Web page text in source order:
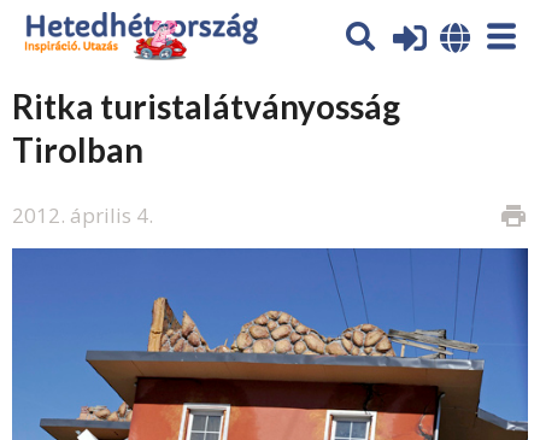
Ritka turistalátványosság
Tirolban
2012. április 4. print